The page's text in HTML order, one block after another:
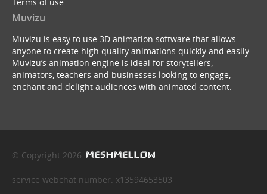
Muvizu
Muvizu is easy to use 3D animation software that allows
anyone to create high quality animations quickly and easily.
Muvizu’s animation engine is ideal for storytellers,
animators, teachers and businesses looking to engage,
enchant and delight audiences with animated content.
© Copyright 2026
service webchat number: x13594653503